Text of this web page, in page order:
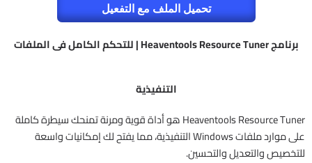
تحميل الملف مع التفعيل
برنامج Heaventools Resource Tuner | للتحكم الكامل فى الملفات
التنفيذية
Heaventools Resource Tuner هو أداة قوية ومرنة تمنحك سيطرة كاملة
على موارد ملفات Windows التنفيذية، مما يفتح لك إمكانيات واسعة
للتخصيص والتعديل والتحسين.